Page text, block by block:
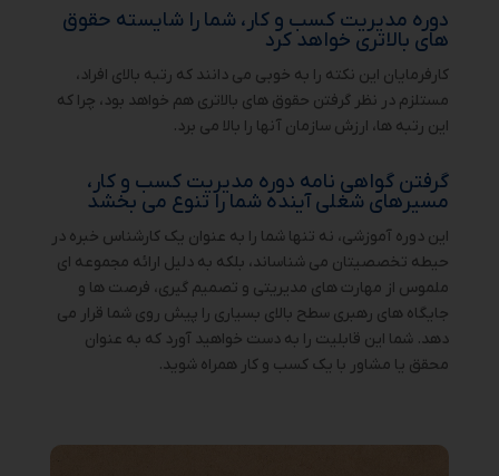
دوره مدیریت کسب و کار، شما را شایسته حقوق
های بالاتری خواهد کرد
کارفرمایان این نکته را به خوبی می دانند که رتبه بالای افراد،
مستلزم در نظر گرفتن حقوق های بالاتری هم خواهد بود، چرا که
این رتبه ها، ارزش سازمان آنها را بالا می برد.
گرفتن گواهی نامه دوره مدیریت کسب و کار،
مسیرهای شغلی آینده شما را تنوع می بخشد
این دوره آموزشی، نه تنها شما را به عنوان یک کارشناس خبره در
حیطه تخصصیتان می شناساند، بلکه به دلیل ارائه مجموعه ای
ملموس از مهارت های مدیریتی و تصمیم گیری، فرصت ها و
جایگاه های رهبری سطح بالای بسیاری را پیش روی شما قرار می
دهد. شما این قابلیت را به دست خواهید آورد که به عنوان
محقق یا مشاور با یک کسب و کار همراه شوید.